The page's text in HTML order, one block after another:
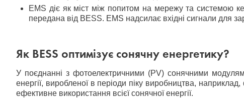
EMS діє як міст між попитом на мережу та системою
передана від BESS. EMS надсилає вхідні сигнали для
Як BESS оптимізує сонячну енергетику?
У поєднанні з фотоелектричними (PV) сонячними
енергії, виробленої в періоди піку виробництва,
ефективне використання всієї сонячної енергії.